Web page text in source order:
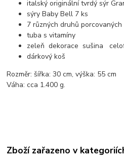
italský originální tvrdý sýr
sýry Baby Bell 7 ks
7 různých druhů
tuba s vitamíny
zeleň dekorace sušina
dárkový koš
Rozměr: šířka: 30 cm, výška: 55 cm
Váha: cca 1.400 g.
Zboží zařazeno v